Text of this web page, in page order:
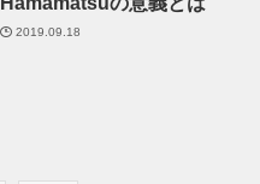
2019.09.18